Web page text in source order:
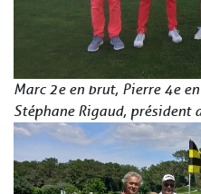
Marc 2e en brut, Pierre 4e
Stéphane Rigaud, président